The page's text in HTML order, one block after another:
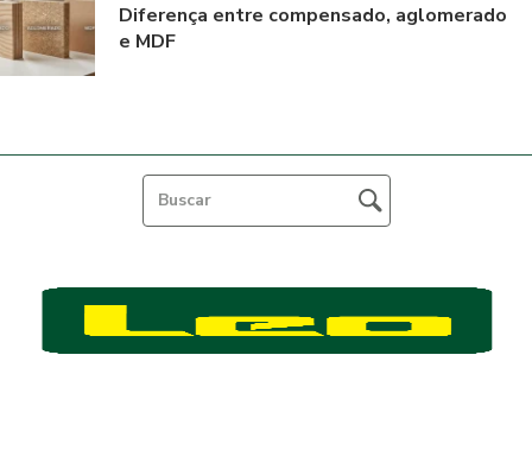
Diferença entre compensado, aglomerado
e MDF